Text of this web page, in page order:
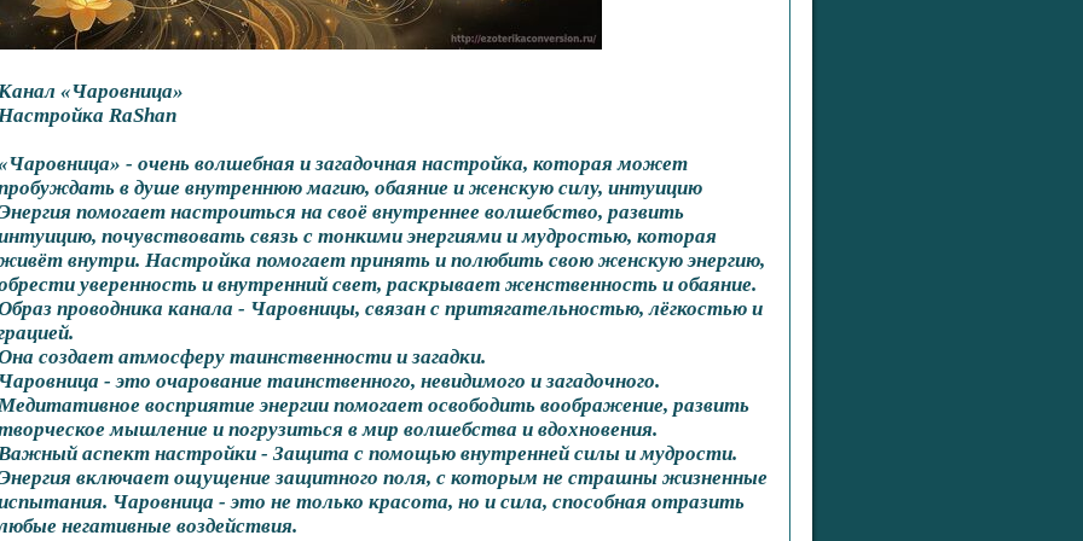
«Чаровница»
RaShan
- очень волшебная и загадочная настройка, которая может
в душе внутреннюю магию, обаяние и женскую силу, интуицию
помогает настроиться на своё внутреннее волшебство, развить
почувствовать связь с тонкими энергиями и мудростью, которая
внутри. Настройка помогает принять и полюбить свою женскую энергию,
уверенность и внутренний свет, раскрывает женственность и обаяние.
проводника канала - Чаровницы, связан с притягательностью, лёгкостью и
создает атмосферу таинственности и загадки.
Чаровница - это очарование таинственного, невидимого и загадочного.
восприятие энергии помогает освободить воображение, развить
мышление и погрузиться в мир волшебства и вдохновения.
аспект настройки - Защита с помощью внутренней силы и мудрости.
включает ощущение защитного поля, с которым не страшны жизненные
Чаровница - это не только красота, но и сила, способная отразить
негативные воздействия.